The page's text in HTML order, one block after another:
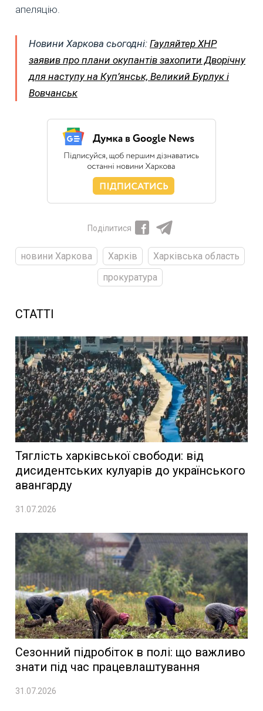
апеляцію.
Новини Харкова сьогодні: Гауляйтер ХНР
заявив про плани окупантів захопити Дворічну
для наступу на Куп’янськ, Великий Бурлук і
Вовчанськ
Поділитися
новини Харкова Харків
Харківська область
прокуратура
СТАТТІ
Тяглість харківської свободи: від
дисидентських кулуарів до українського
авангарду
31.07.2026
Сезонний підробіток в полі: що важливо
знати під час працевлаштування
31.07.2026